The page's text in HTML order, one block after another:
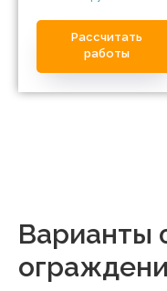
Рассчитать
работы
Варианты